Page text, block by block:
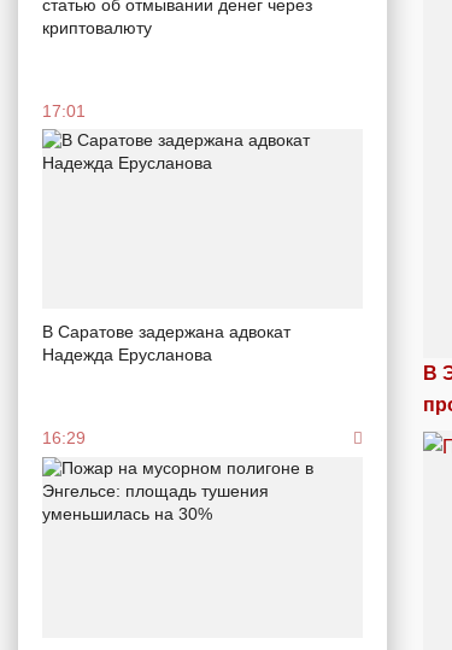
статью об отмывании денег через
криптовалюту
17:01
В Саратове задержана адвокат
Надежда Ерусланова
16:29
В